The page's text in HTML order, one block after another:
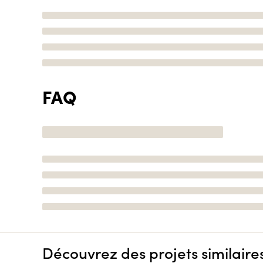
FAQ
Découvrez des projets